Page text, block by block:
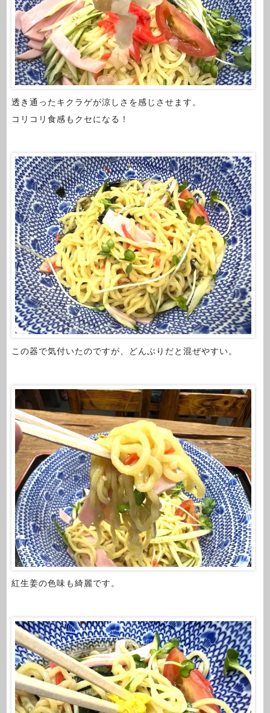
透き通ったキクラゲが涼しさを感じさせます。
コリコリ食感もクセになる！
この器で気付いたのですが、どんぶりだと混ぜやすい。
紅生姜の色味も綺麗です。